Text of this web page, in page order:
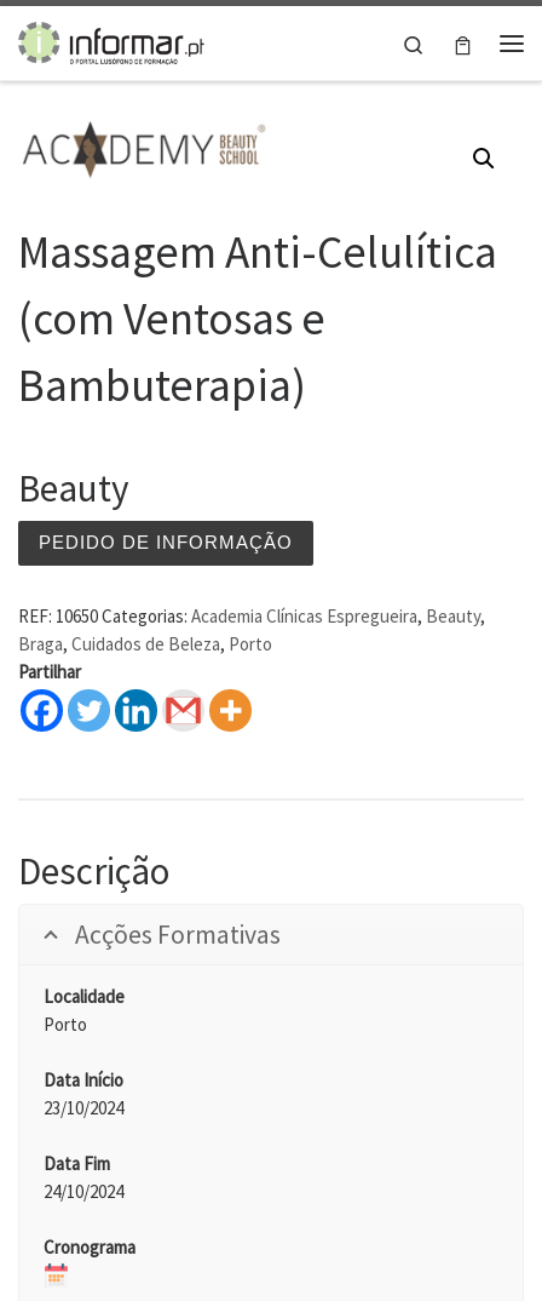
Skip to content
Search
Massagem Anti-Celulítica
(com Ventosas e
Bambuterapia)
Beauty
PEDIDO DE INFORMAÇÃO
REF: 10650Categorias: Academia Clínicas Espregueira, Beauty,
Braga, Cuidados de Beleza, Porto
Partilhar
Descrição
Acções Formativas
Localidade
Porto
Data Início
23/10/2024
Data Fim
24/10/2024
Cronograma